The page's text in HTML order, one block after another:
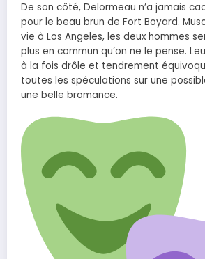
De son côté, Delormeau n’a jamais
pour le beau brun de Fort Boyard.
vie à Los Angeles, les deux hommes
plus en commun qu’on ne le pense.
à la fois drôle et tendrement
toutes les spéculations sur une
une belle bromance.